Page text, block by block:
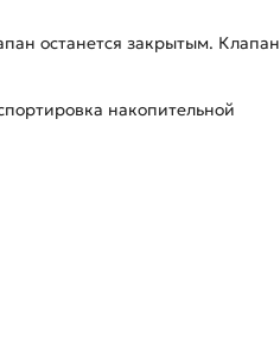
останется закрытым. Клапан
накопительной